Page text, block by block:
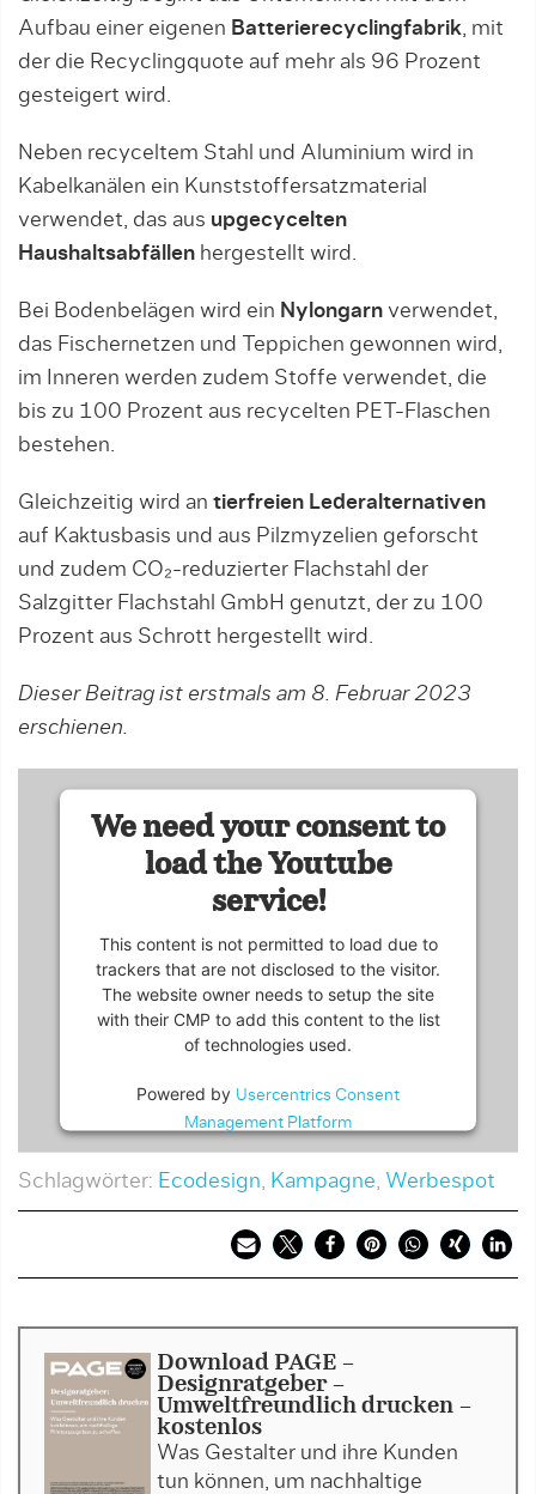
Aufbau einer eigenen Batterierecyclingfabrik, mit
der die Recyclingquote auf mehr als 96 Prozent
gesteigert wird.
Neben recyceltem Stahl und Aluminium wird in
Kabelkanälen ein Kunststoffersatzmaterial
verwendet, das aus upgecycelten
Haushaltsabfällen hergestellt wird.
Bei Bodenbelägen wird ein Nylongarn verwendet,
das Fischernetzen und Teppichen gewonnen wird,
im Inneren werden zudem Stoffe verwendet, die
bis zu 100 Prozent aus recycelten PET-Flaschen
bestehen.
Gleichzeitig wird an tierfreien Lederalternativen
auf Kaktusbasis und aus Pilzmyzelien geforscht
und zudem CO₂-reduzierter Flachstahl der
Salzgitter Flachstahl GmbH genutzt, der zu 100
Prozent aus Schrott hergestellt wird.
Dieser Beitrag ist erstmals am 8. Februar 2023
erschienen.
We need your consent to
load the Youtube
service!
This content is not permitted to load due to
trackers that are not disclosed to the visitor.
The website owner needs to setup the site
with their CMP to add this content to the list
of technologies used.
Powered by Usercentrics Consent
Management Platform
Schlagwörter: Ecodesign, Kampagne, Werbespot
Download PAGE -
Designratgeber -
Umweltfreundlich drucken -
kostenlos
Was Gestalter und ihre Kunden
tun können, um nachhaltige